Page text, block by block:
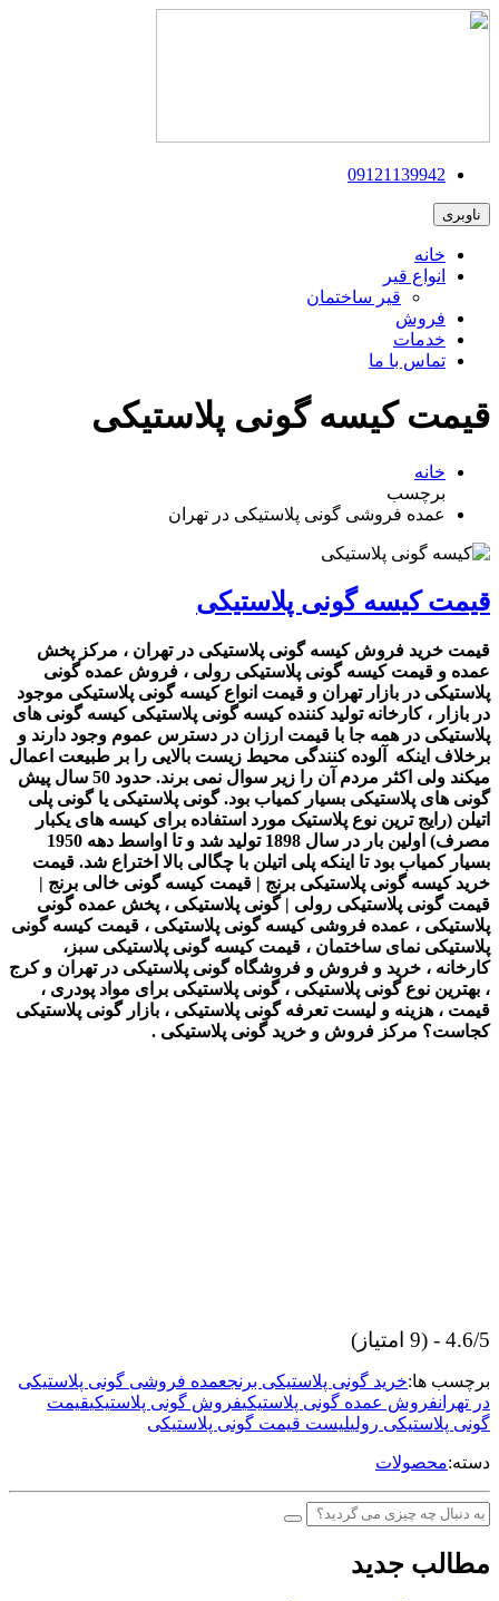
09121139942
ناوبری
خانه
انواع قیر
قیر ساختمان
فروش
خدمات
تماس با ما
قیمت کیسه گونی پلاستیکی
خانه
برچسب
عمده فروشی گونی پلاستیکی در تهران
قیمت کیسه گونی پلاستیکی
قیمت خرید فروش کیسه گونی پلاستیکی در تهران ، مرکز پخش
عمده و قیمت کیسه گونی پلاستیکی رولی ، فروش عمده گونی
پلاستیکی در بازار تهران و قیمت انواع کیسه گونی پلاستیکی موجود
در بازار ، کارخانه تولید کننده کیسه گونی پلاستیکی کیسه گونی های
پلاستیکی در همه جا با قیمت ارزان در دسترس عموم وجود دارند و
برخلاف اینکه آلوده کنندگی محیط زیست بالایی را بر طبیعت اعمال
میکند ولی اکثر مردم آن را زیر سوال نمی برند. حدود 50 سال پیش
گونی های پلاستیکی بسیار کمیاب بود. گونی پلاستیکی یا گونی پلی
اتیلن (رایج ترین نوع پلاستیک مورد استفاده برای کیسه های یکبار
مصرف) اولین بار در سال 1898 تولید شد و تا اواسط دهه 1950
بسیار کمیاب بود تا اینکه پلی اتیلن با چگالی بالا اختراع شد. قیمت
خرید کیسه گونی پلاستیکی برنج | قیمت کیسه گونی خالی برنج |
قیمت گونی پلاستیکی رولی | گونی پلاستیکی ، پخش عمده گونی
پلاستیکی ، عمده فروشی کیسه گونی پلاستیکی ، قیمت کیسه گونی
پلاستیکی نمای ساختمان ، قیمت کیسه گونی پلاستیکی سبز،
کارخانه ، خرید و فروش و فروشگاه گونی پلاستیکی در تهران و کرج
، بهترین نوع گونی پلاستیکی ، گونی پلاستیکی برای مواد پودری ،
قیمت ، هزینه و لیست تعرفه گونی پلاستیکی ، بازار گونی پلاستیکی
کجاست؟ مرکز فروش و خرید گونی پلاستیکی .
4.6/5 - (9 امتیاز)
برچسب ها:خرید گونی پلاستیکی برنجعمده فروشی گونی پلاستیکی
در تهرانفروش عمده گونی پلاستیکیفروش گونی پلاستیکیقیمت
گونی پلاستیکی رولیلیست قیمت گونی پلاستیکی
دسته:محصولات
مطالب جدید